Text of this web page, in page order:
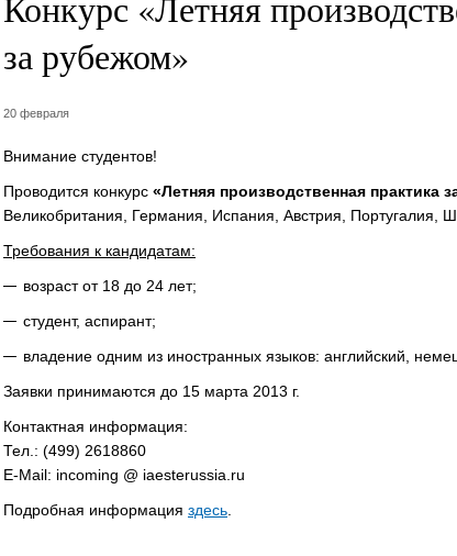
за рубежом»
20 февраля
Внимание студентов!
Проводится конкурс «Летняя производственная практика
Великобритания, Германия, Испания, Австрия, Португалия,
Требования к кандидатам:
возраст от 18 до 24 лет;
студент, аспирант;
владение одним из иностранных языков: английский,
Заявки принимаются до 15 марта 2013 г.
Контактная информация:
Тел.: (499) 2618860
E-Mail: incoming @ iaesterussia.ru
Подробная информация здесь.